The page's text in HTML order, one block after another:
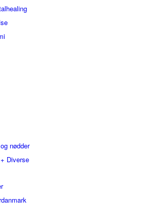
nødder
Diverse